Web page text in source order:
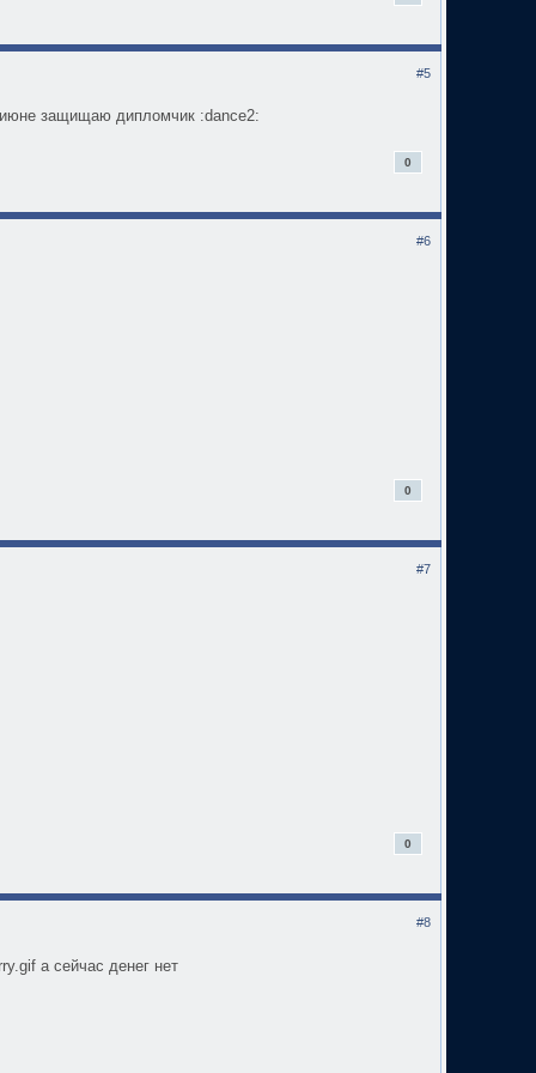
#5
защищаю дипломчик :dance2:
0
#6
0
#7
0
#8
а сейчас денег нет